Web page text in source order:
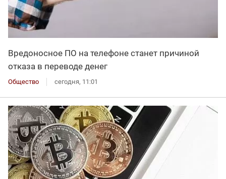
Вредоносное ПО на телефоне станет причиной
отказа в переводе денег
Общество сегодня, 11:01